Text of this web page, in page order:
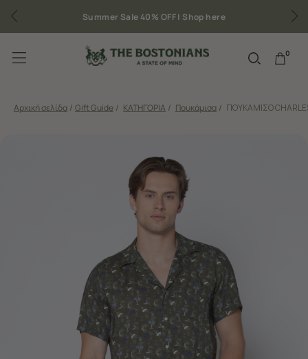
Summer Sale 40% OFF | Shop here
0
Αρχική σελίδα / Gift Guide / ΚΑΤΗΓΟΡΙΑ / Πουκάμισα / ΠΟΥΚΑΜΙΣΟ